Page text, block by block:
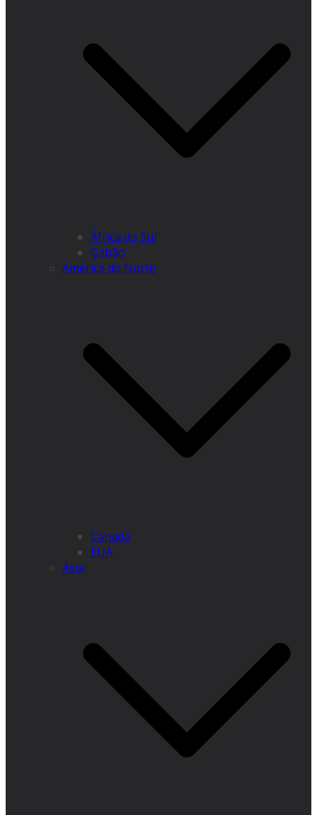
África do Sul
Gabão
América do Norte
Canadá
EUA
Ásia